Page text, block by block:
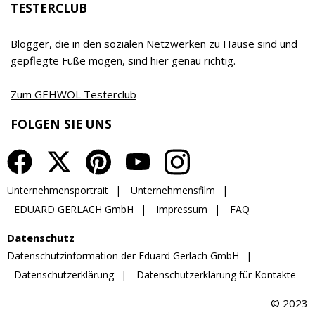
wird inzwischen bereits in 7. Generation von Timor
Gerlach-von Waldthausen geführt.